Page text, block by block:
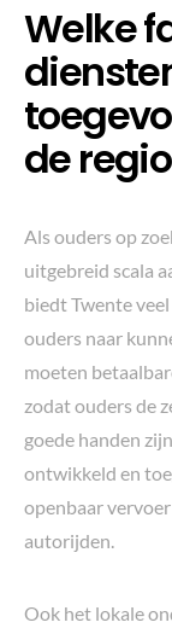
Welke
de
Als ouders op
uitgebreid scala
biedt Twente
ouders naar
moeten
zodat ouders de
goede handen
ontwikkeld en
openbaar
autorijden.
Ook het lokale